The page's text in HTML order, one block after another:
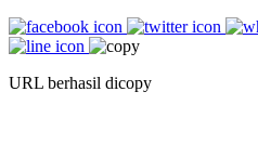
URL berhasil dicopy